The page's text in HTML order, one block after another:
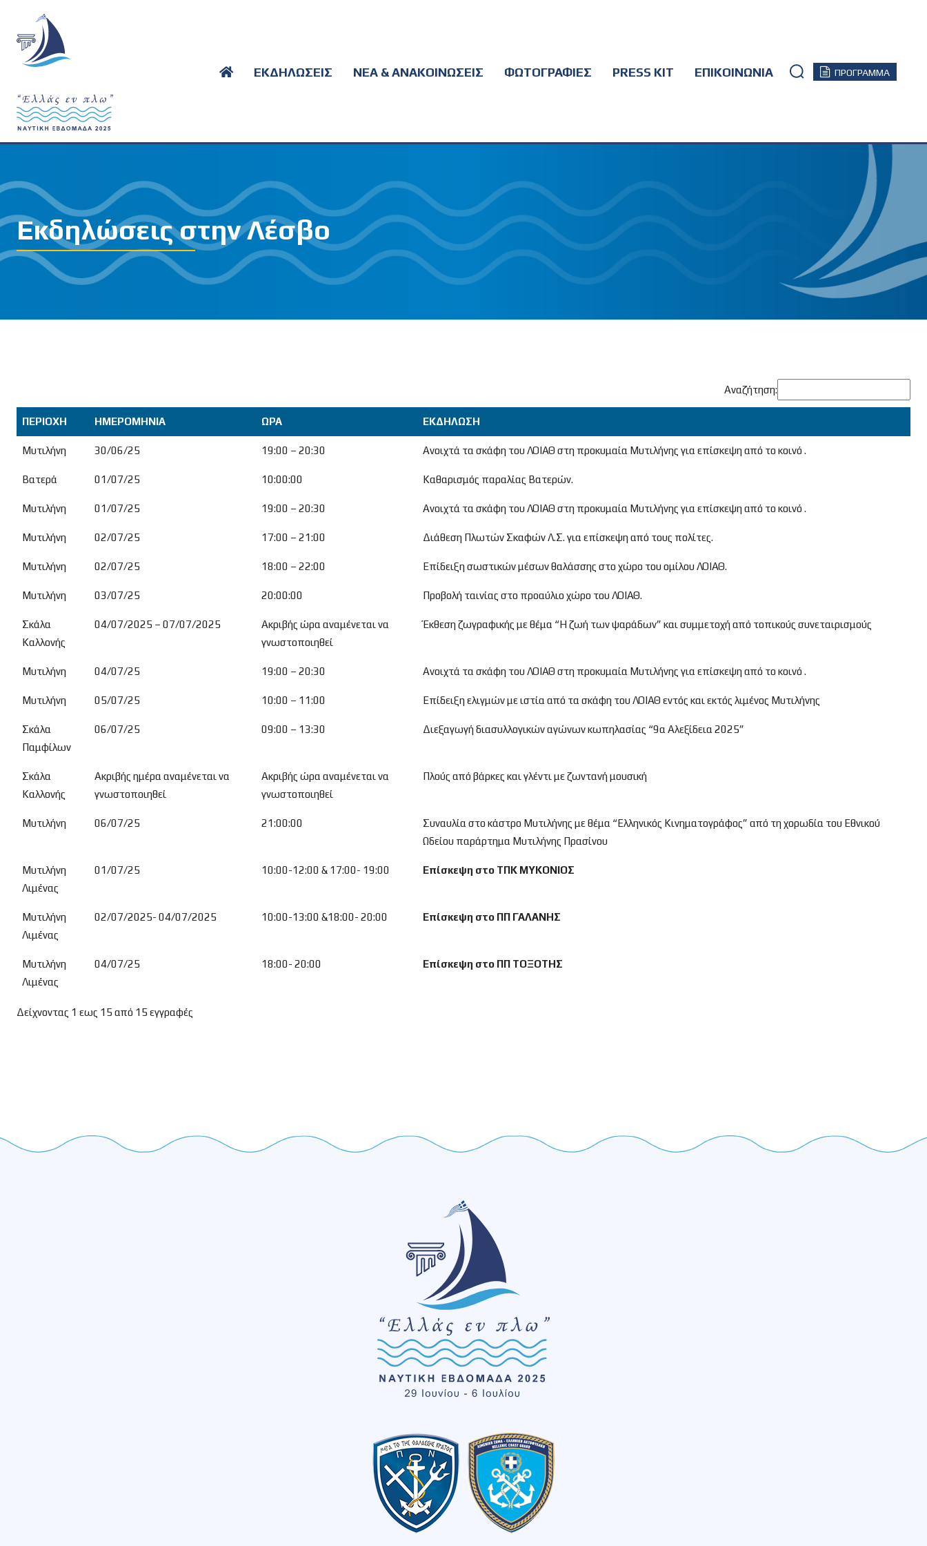
ΕΚΔΗΛΩΣΕΙΣ ΝΕΑ & ΑΝΑΚΟΙΝΩΣΕΙΣ ΦΩΤΟΓΡΑΦΙΕΣ PRESS KIT ΕΠΙΚΟΙΝΩΝΙΑ ΠΡΟΓΡΑΜΜΑ
Εκδηλώσεις στην Λέσβο
Αναζήτηση:
ΠΕΡΙΟΧΗ ΗΜΕΡΟΜΗΝΙΑ ΩΡΑ
ΕΚΔΗΛΩΣΗ
ΠΕΡΙΟΧΗ
ΗΜΕΡΟΜΗΝΙΑ ΩΡΑ ΕΚΔΗΛΩΣΗ
Μυτιλήνη 30/06/25 19:00 – 20:30 Ανοιχτά τα σκάφη του ΛΟΙΑΘ στη προκυμαία Μυτιλήνης για επίσκεψη από το κοινό .
Βατερά 01/07/25 10:00:00 Καθαρισμός παραλίας Βατερών.
Μυτιλήνη 01/07/25 19:00 – 20:30 Ανοιχτά τα σκάφη του ΛΟΙΑΘ στη προκυμαία Μυτιλήνης για επίσκεψη από το κοινό .
Μυτιλήνη 02/07/25 17:00 – 21:00 Διάθεση Πλωτών Σκαφών Λ.Σ. για επίσκεψη από τους πολίτες.
Μυτιλήνη 02/07/25 18:00 – 22:00 Επίδειξη σωστικών μέσων θαλάσσης στο χώρο του ομίλου ΛΟΙΑΘ.
Μυτιλήνη 03/07/25 20:00:00 Προβολή ταινίας στο προαύλιο χώρο του ΛΟΙΑΘ.
Σκάλα
Καλλονής
04/07/2025 – 07/07/2025
Ακριβής ώρα αναμένεται να
γνωστοποιηθεί
Έκθεση ζωγραφικής με θέμα “Η ζωή των ψαράδων” και συμμετοχή από τοπικούς συνεταιρισμούς
Μυτιλήνη 04/07/25 19:00 – 20:30 Ανοιχτά τα σκάφη του ΛΟΙΑΘ στη προκυμαία Μυτιλήνης για επίσκεψη από το κοινό .
Μυτιλήνη 05/07/25 10:00 – 11:00 Επίδειξη ελιγμών με ιστία από τα σκάφη του ΛΟΙΑΘ εντός και εκτός λιμένος Μυτιλήνης
Σκάλα
Παμφίλων
06/07/25 09:00 – 13:30 Διεξαγωγή διασυλλογικών αγώνων κωπηλασίας “9α Αλεξίδεια 2025”
Σκάλα
Καλλονής
Ακριβής ημέρα αναμένεται να
γνωστοποιηθεί
Ακριβής ώρα αναμένεται να
γνωστοποιηθεί
Πλούς από βάρκες και γλέντι με ζωντανή μουσική
Μυτιλήνη 06/07/25 21:00:00
Συναυλία στο κάστρο Μυτιλήνης με θέμα “Ελληνικός Κινηματογράφος” από τη χορωδία του Εθνικού
Ωδείου παράρτημα Μυτιλήνης Πρασίνου
Μυτιλήνη
Λιμένας
01/07/25 10:00-12:00 & 17:00- 19:00 Επίσκεψη στο ΤΠΚ ΜΥΚΟΝΙΟΣ
Μυτιλήνη
Λιμένας
02/07/2025- 04/07/2025 10:00-13:00 &18:00- 20:00 Επίσκεψη στο ΠΠ ΓΑΛΑΝΗΣ
Μυτιλήνη
Λιμένας
04/07/25 18:00- 20:00 Επίσκεψη στο ΠΠ ΤΟΞΟΤΗΣ
Δείχνοντας 1 εως 15 από 15 εγγραφές